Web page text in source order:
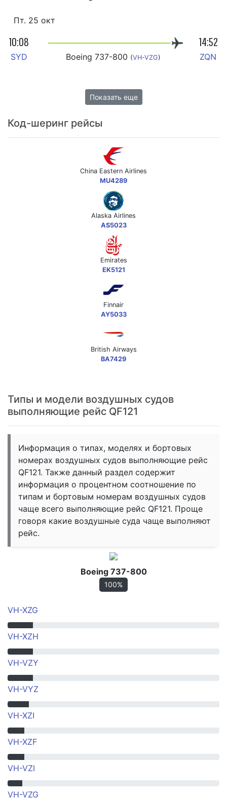
Пт. 25 окт
10:08 14:52
SYD Boeing 737-800 (VH-VZG) ZQN
Показать еще
Код-шеринг рейсы
China Eastern Airlines
MU4289
Alaska Airlines
AS5023
Emirates
EK5121
Finnair
AY5033
British Airways
BA7429
Типы и модели воздушных судов
выполняющие рейс QF121
Информация о типах, моделях и бортовых
номерах воздушных судов выполняющие рейс
QF121. Также данный раздел содержит
информация о процентном соотношение по
типам и бортовым номерам воздушных судов
чаще всего выполняющие рейс QF121. Проще
говоря какие воздушные суда чаще выполняют
рейс.
Boeing 737-800
100%
VH-XZG
VH-XZH
VH-VZY
VH-VYZ
VH-XZI
VH-XZF
VH-VZI
VH-VZG